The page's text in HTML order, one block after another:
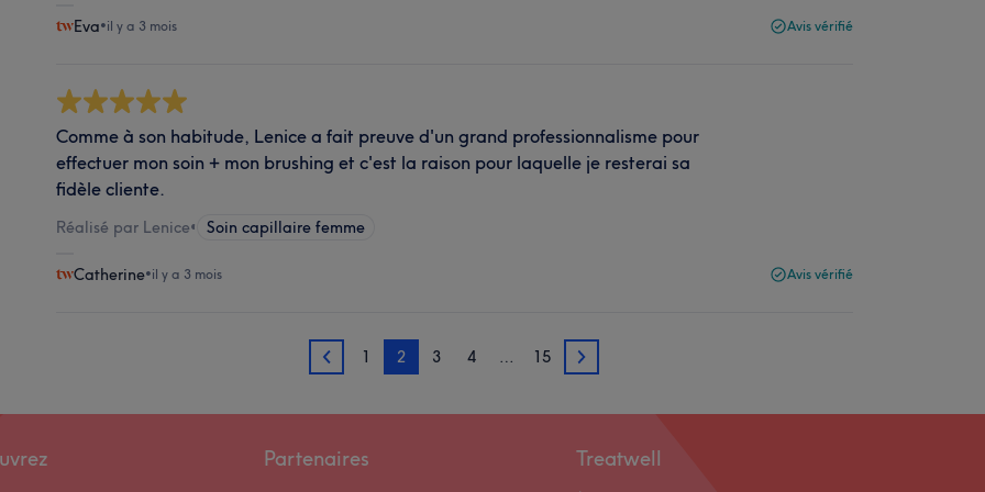
Eva•il y a 3 mois Avis vérifié
Comme à son habitude, Lenice a fait preuve d'un grand professionnalisme pour
effectuer mon soin + mon brushing et c'est la raison pour laquelle je resterai sa
fidèle cliente.
Réalisé par Lenice• Soin capillaire femme
Catherine•il y a 3 mois Avis vérifié
1 1 2 3 4 … 15 3
Partenaires Treatwell